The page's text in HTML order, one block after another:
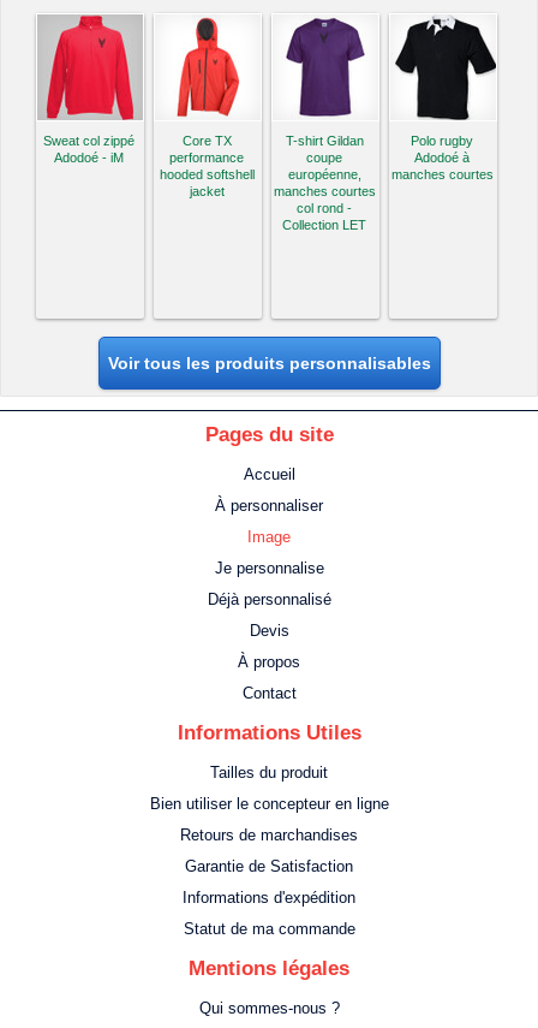
Sweat col zippé
Adodoé - iM
Core TX
performance
hooded softshell
jacket
T-shirt Gildan
coupe
européenne,
manches courtes
col rond -
Collection LET
Polo rugby
Adodoé à
manches courtes
Voir tous les produits personnalisables
Pages du site
Accueil
À personnaliser
Image
Je personnalise
Déjà personnalisé
Devis
À propos
Contact
Informations Utiles
Tailles du produit
Bien utiliser le concepteur en ligne
Retours de marchandises
Garantie de Satisfaction
Informations d'expédition
Statut de ma commande
Mentions légales
Qui sommes-nous ?